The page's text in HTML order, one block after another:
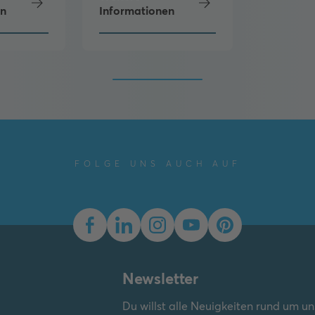
Informationen
FOLGE UNS AUCH AUF
Newsletter
Du willst alle Neuigkeiten rund um